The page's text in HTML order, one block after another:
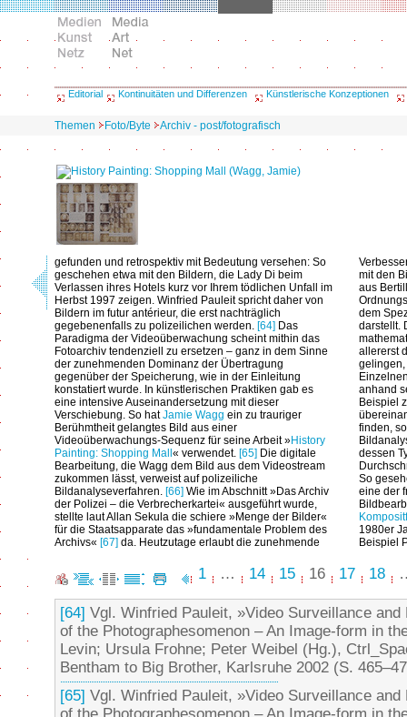
Editorial Kontinuitäten und Differenzen Künstlerische Konzeptionen
Themen Foto/Byte Archiv - post/fotografisch
gefunden und retrospektiv mit Bedeutung versehen: So
geschehen etwa mit den Bildern, die Lady Di beim
Verlassen ihres Hotels kurz vor Ihrem tödlichen Unfall im
Herbst 1997 zeigen. Winfried Pauleit spricht daher von
Bildern im futur antérieur, die erst nachträglich
gegebenenfalls zu polizeilichen werden. [64] Das
Paradigma der Videoüberwachung scheint mithin das
Fotoarchiv tendenziell zu ersetzen – ganz in dem Sinne
der zunehmenden Dominanz der Übertragung
gegenüber der Speicherung, wie in der Einleitung
konstatiert wurde. In künstlerischen Praktiken gab es
eine intensive Auseinandersetzung mit dieser
Verschiebung. So hatJamie Wagg ein zu trauriger
Berühmtheit gelangtes Bild aus einer
Videoüberwachungs-Sequenz für seine Arbeit »History
Painting: Shopping Mall « verwendet. [65] Die digitale
Bearbeitung, die Wagg dem Bild aus dem Videostream
zukommen lässt, verweist auf polizeiliche
Bildanalyseverfahren. [66] Wie im Abschnitt »Das Archiv
der Polizei – die Verbrecherkartei« ausgeführt wurde,
stellte laut Allan Sekula die schiere »Menge der Bilder«
für die Staatsapparate das »fundamentale Problem des
Archivs« [67] da. Heutzutage erlaubt die zunehmende
mit den
aus
dem
darstellt.
allererst
anhand
Beispiel
finden,
dessen
So
eine der
1980er
Beispiel
1 … 14 15 16 17 18
[64] Vgl. Winfried Pauleit, »Video Surveillance
of the Photographesomenon – An Image-form in
Levin; Ursula Frohne; Peter Weibel (Hg.),
Bentham to Big Brother, Karlsruhe 2002 (S.
[65] Vgl. Winfried Pauleit, »Video Surveillance
of the Photographesomenon – An Image-form in